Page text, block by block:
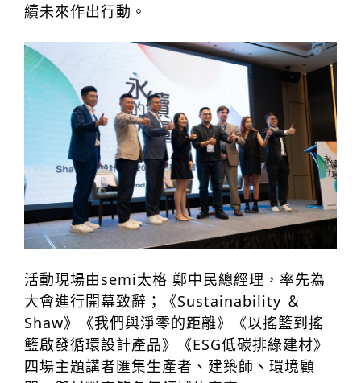
續未來作出行動。
活動現場由semi太格 鄭中民總經理，率先為
大會進行開幕致辭；《Sustainability ＆
Shaw》《我們與淨零的距離》《以搖籃到搖
籃啟發循環設計產品》《ESG低碳排綠建材》
四場主題講者匯集生產者、建築師、環境顧